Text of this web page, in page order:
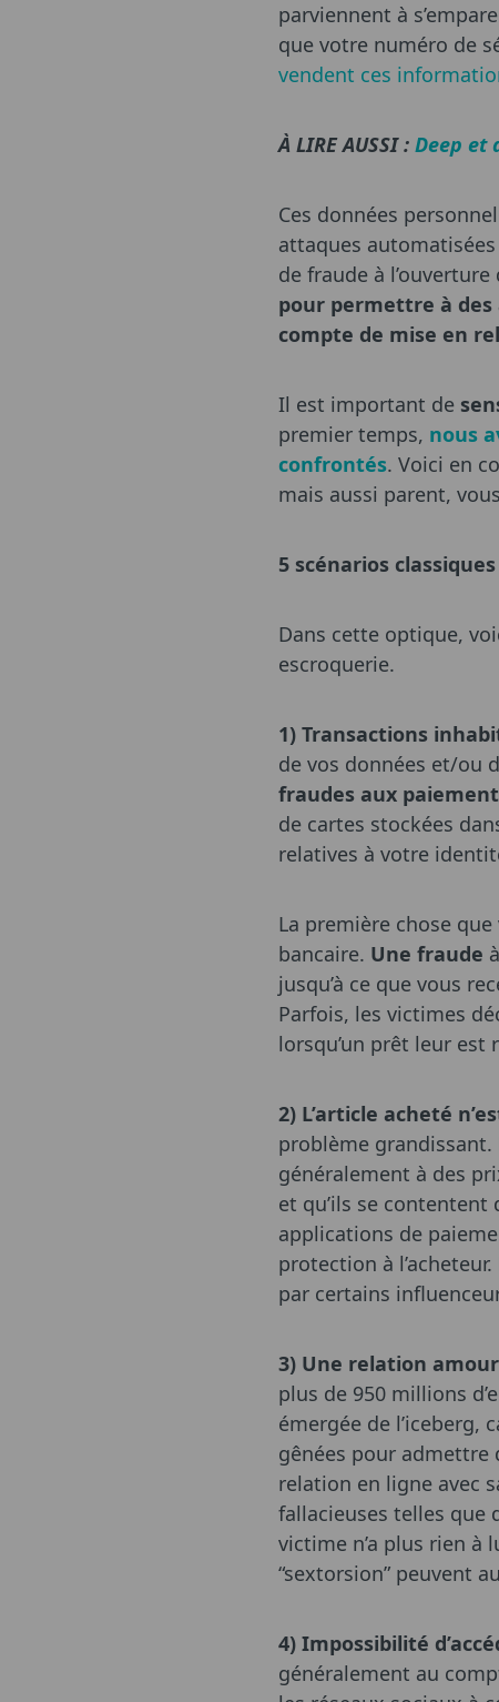
parviennent à
que votre numéro de
vendent ces
À LIRE AUSSI : Deep et
Ces données
attaques
de fraude à
pour permettre à des
compte de mise en
Il est important de
premier temps, nous
confrontés. Voici en
mais aussi parent,
5 scénarios
Dans cette optique,
escroquerie.
1) Transactions
de vos données et/ou
fraudes aux
de cartes stockées
relatives à votre
La première chose
bancaire. Une fraude
jusqu’à ce que vous
Parfois, les victimes
lorsqu’un prêt leur est
2) L’article acheté
problème grandissant.
généralement à des
et qu’ils se contentent
applications de
protection à
par certains
3) Une relation
plus de 950 millions
émergée de
gênées pour admettre
relation en ligne avec
fallacieuses telles que
victime n’a plus rien à
“sextorsion” peuvent
4) Impossibilité
généralement au